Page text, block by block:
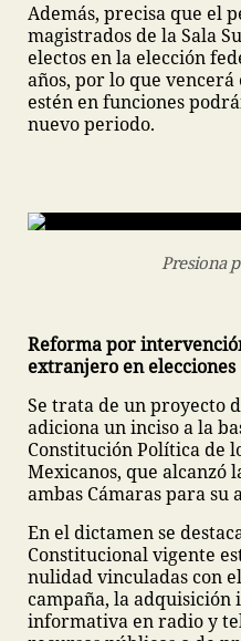
Además, precisa que el
magistrados de la Sala
electos en la elección
años, por lo que vencerá
estén en funciones
nuevo periodo.
Presiona
Reforma por
extranjero en elecciones
Se trata de un proyecto
adiciona un inciso a la
Constitución Política de
Mexicanos, que alcanzó
ambas Cámaras para su
En el dictamen se
Constitucional vigente
nulidad vinculadas con
campaña, la
informativa en radio y